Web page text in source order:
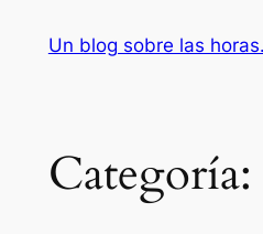
Un blog sobre las horas.
Categoría: